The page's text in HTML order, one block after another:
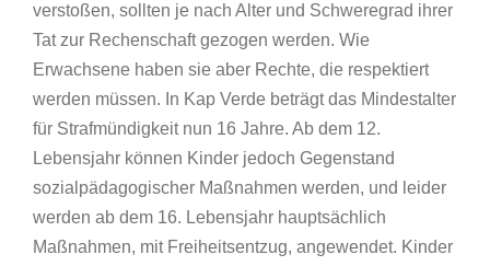
verstoßen, sollten je nach Alter und Schweregrad ihrer
Tat zur Rechenschaft gezogen werden. Wie
Erwachsene haben sie aber Rechte, die respektiert
werden müssen. In Kap Verde beträgt das Mindestalter
für Strafmündigkeit nun 16 Jahre. Ab dem 12.
Lebensjahr können Kinder jedoch Gegenstand
sozialpädagogischer Maßnahmen werden, und leider
werden ab dem 16. Lebensjahr hauptsächlich
Maßnahmen, mit Freiheitsentzug, angewendet. Kinder